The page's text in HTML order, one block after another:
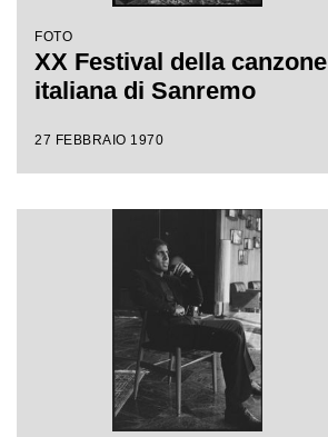
FOTO
XX Festival della canzone
italiana di Sanremo
27 FEBBRAIO 1970